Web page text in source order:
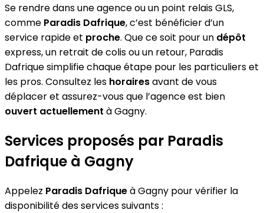
Se rendre dans une agence ou un point relais GLS,
comme Paradis Dafrique, c’est bénéficier d’un
service rapide et proche. Que ce soit pour un dépôt
express, un retrait de colis ou un retour, Paradis
Dafrique simplifie chaque étape pour les particuliers et
les pros. Consultez les horairesavant de vous
déplacer et assurez-vous que l’agence est bien
ouvert actuellement à Gagny.
Services proposés par Paradis
Dafrique à Gagny
Appelez Paradis Dafriqueà Gagny pour vérifier la
disponibilité des services suivants :